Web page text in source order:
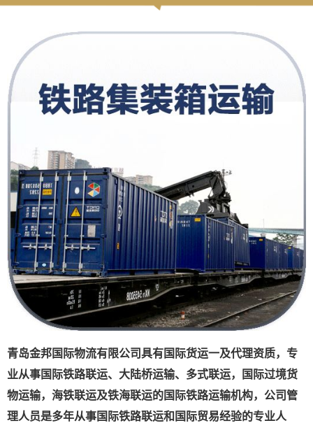
青岛金邦国际物流有限公司具有国际货运一及代理资质，专
业从事国际铁路联运、大陆桥运输、多式联运，国际过境货
物运输，海铁联运及铁海联运的国际铁路运输机构，公司管
理人员是多年从事国际铁路联运和国际贸易经验的专业人